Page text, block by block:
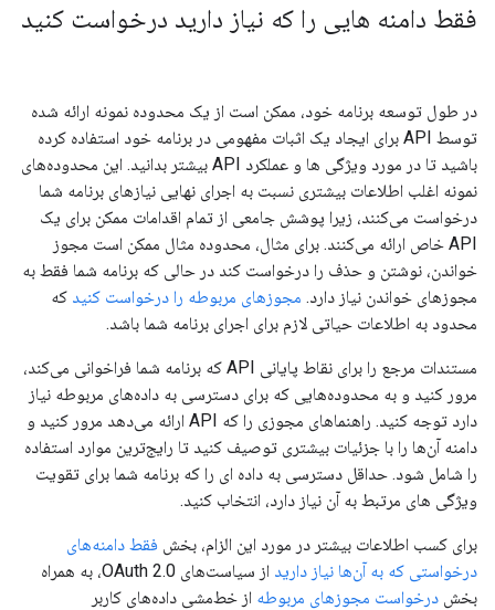
فقط دامنه هایی را که نیاز دارید درخواست کنید
در طول توسعه برنامه خود، ممکن است از یک محدوده نمونه ارائه شده
توسط API برای ایجاد یک اثبات مفهومی در برنامه خود استفاده کرده
باشید تا در مورد ویژگی ها و عملکرد API بیشتر بدانید. این محدوده‌های
نمونه اغلب اطلاعات بیشتری نسبت به اجرای نهایی نیازهای برنامه شما
درخواست می‌کنند، زیرا پوشش جامعی از تمام اقدامات ممکن برای یک
API خاص ارائه می‌کنند. برای مثال، محدوده مثال ممکن است مجوز
خواندن، نوشتن و حذف را درخواست کند در حالی که برنامه شما فقط به
مجوزهای خواندن نیاز دارد. مجوزهای مربوطه را درخواست کنید که
محدود به اطلاعات حیاتی لازم برای اجرای برنامه شما باشد.
مستندات مرجع را برای نقاط پایانی API که برنامه شما فراخوانی می‌کند،
مرور کنید و به محدوده‌هایی که برای دسترسی به داده‌های مربوطه نیاز
دارد توجه کنید. راهنماهای مجوزی را که API ارائه می‌دهد مرور کنید و
دامنه آن‌ها را با جزئیات بیشتری توصیف کنید تا رایج‌ترین موارد استفاده
را شامل شود. حداقل دسترسی به داده ای را که برنامه شما برای تقویت
ویژگی های مرتبط به آن نیاز دارد، انتخاب کنید.
برای کسب اطلاعات بیشتر در مورد این الزام، بخش فقط دامنه‌های
درخواستی که به آن‌ها نیاز دارید
از سیاست‌های OAuth 2.0، به همراه
بخش درخواست مجوزهای مربوطه از خط‌مشی داده‌های کاربر